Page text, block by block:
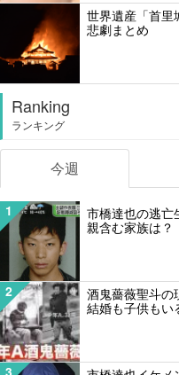
世界遺産「首
悲劇まとめ
Ranking
ランキング
今週
1
市橋達也の逃亡
親含む家族は？
2
酒鬼薔薇聖斗の
結婚も子供もい
3